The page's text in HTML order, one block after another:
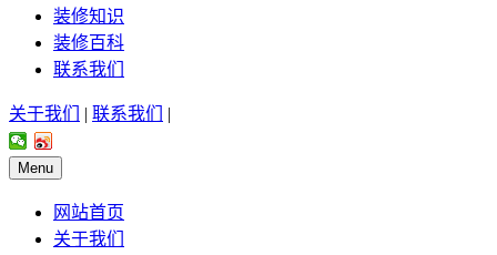
装修知识
装修百科
联系我们
关于我们 | 联系我们 |
Menu
网站首页
关于我们